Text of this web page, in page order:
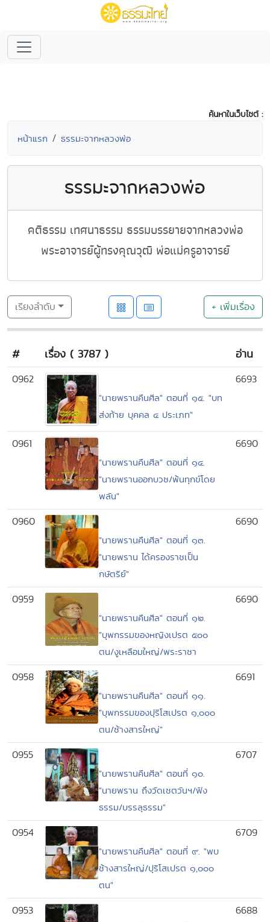
ค้นหาในเว็บไซต์ :
หน้าแรก ธรรมะจากหลวงพ่อ
ธรรมะจากหลวงพ่อ
คติธรรม เทศนาธรรม ธรรมบรรยายจากหลวงพ่อ
พระอาจารย์ผู้ทรงคุณวุฒิ พ่อแม่ครูอาจารย์
เรียงลำดับ + เพิ่มเรื่อง
# เรื่อง ( 3787 ) อ่าน
0962
"นายพรานคืนศีล" ตอนที่ ๑๕. "บท
ส่งท้าย บุคคล ๔ ประเภท"
6693
0961
"นายพรานคืนศีล" ตอนที่ ๑๔.
"นายพรานออกบวช/พ้นทุกข์โดย
พลัน"
6690
0960
"นายพรานคืนศีล" ตอนที่ ๑๓.
"นายพราน ได้ครองราชเป็น
กษัตริย์"
6690
0959
"นายพรานคืนศีล" ตอนที่ ๑๒.
"บุพกรรมของหญิงเปรต ๕๐๐
ตน/งูเหลือมใหญ่/พระราชา
6690
0958
"นายพรานคืนศีล" ตอนที่ ๑๑.
"บุพกรรมของปุริโสเปรต ๑,๐๐๐
ตน/ช้างสารใหญ่"
6691
0955
"นายพรานคืนศีล" ตอนที่ ๑๐.
"นายพราน ถึงวัดเชตวันฯ/ฟัง
ธรรม/บรรลุธรรม"
6707
0954
"นายพรานคืนศีล" ตอนที่ ๙. "พบ
ช้างสารใหญ่/ปุริโสเปรต ๑,๐๐๐
ตน"
6709
0953 6688